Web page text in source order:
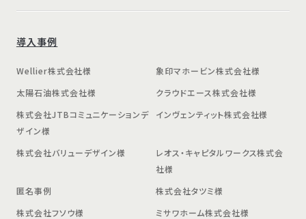
導入事例
Wellier株式会社様
象印マホービン株式会社様
太陽石油株式会社様
クラウドエース株式会社様
株式会社JTBコミュニケーションデ
ザイン様
インヴェンティット株式会社様
株式会社バリューデザイン様
レオス・キャピタルワークス株式会
社様
匿名事例
株式会社タツミ様
株式会社フソウ様
ミサワホーム株式会社様